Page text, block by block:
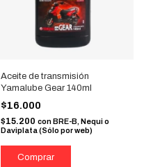
Aceite de transmisión
Yamalube Gear 140ml
$16.000
$15.200 con BRE-B, Nequi o
Daviplata (Sólo por web)